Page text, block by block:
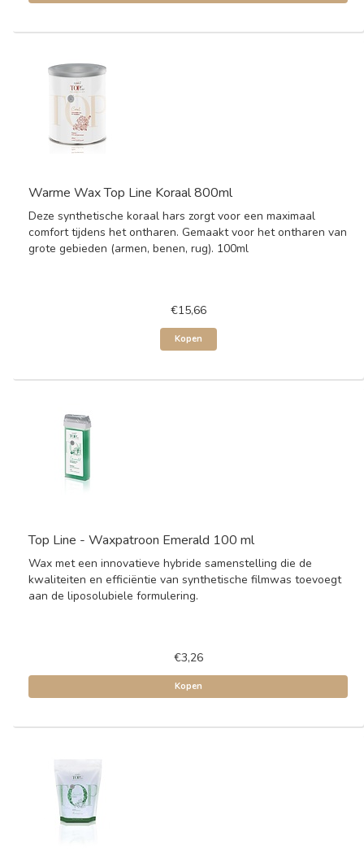
Warme Wax Top Line Koraal 800ml
Deze synthetische koraal hars zorgt voor een maximaal
comfort tijdens het ontharen. Gemaakt voor het ontharen van
grote gebieden (armen, benen, rug). 100ml
€15,66
Kopen
Top Line - Waxpatroon Emerald 100 ml
Wax met een innovatieve hybride samenstelling die de
kwaliteiten en efficiëntie van synthetische filmwas toevoegt
aan de liposolubiele formulering.
€3,26
Kopen